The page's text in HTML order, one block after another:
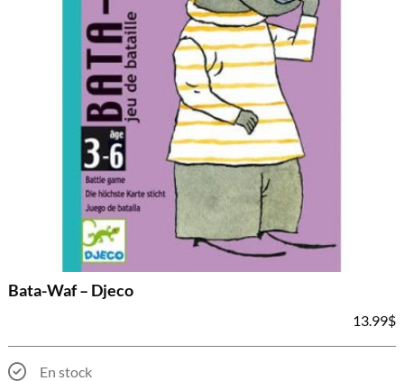
Bata-Waf – Djeco
13.99$
En stock